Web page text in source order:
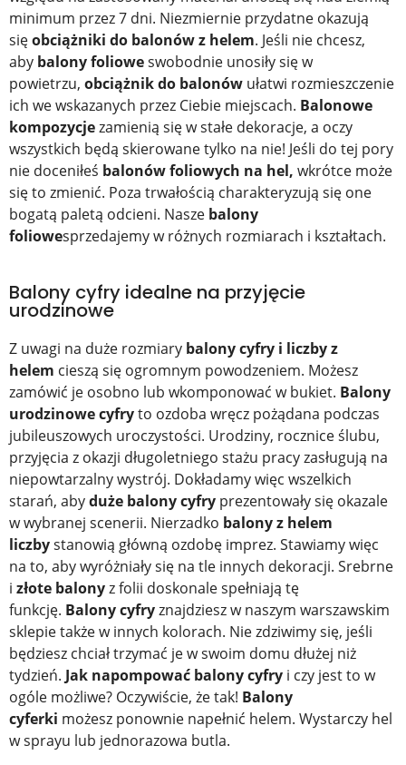
minimum przez 7 dni. Niezmiernie przydatne okazują
sięobciążniki do balonów z helem. Jeśli nie chcesz,
aby balony folioweswobodnie unosiły się w
powietrzu, obciążnik do balonów ułatwi rozmieszczenie
ich we wskazanych przez Ciebie miejscach. Balonowe
kompozycjezamienią się w stałe dekoracje, a oczy
wszystkich będą skierowane tylko na nie! Jeśli do tej pory
nie doceniłeś balonów foliowych na hel, wkrótce może
się to zmienić. Poza trwałością charakteryzują się one
bogatą paletą odcieni. Nasze balony
foliowesprzedajemy w różnych rozmiarach i kształtach.
Balony cyfry idealne na przyjęcie
urodzinowe
Z uwagi na duże rozmiary balony cyfry i liczby z
helem cieszą się ogromnym powodzeniem. Możesz
zamówić je osobno lub wkomponować w bukiet. Balony
urodzinowe cyfryto ozdoba wręcz pożądana podczas
jubileuszowych uroczystości. Urodziny, rocznice ślubu,
przyjęcia z okazji długoletniego stażu pracy zasługują na
niepowtarzalny wystrój. Dokładamy więc wszelkich
starań, abyduże balony cyfry prezentowały się okazale
w wybranej scenerii. Nierzadko balony z helem
liczbystanowią główną ozdobę imprez. Stawiamy więc
na to, aby wyróżniały się na tle innych dekoracji. Srebrne
i złote balonyz folii doskonale spełniają tę
funkcję. Balony cyfryznajdziesz w naszym warszawskim
sklepie także w innych kolorach. Nie zdziwimy się, jeśli
będziesz chciał trzymać je w swoim domu dłużej niż
tydzień. Jak napompować balony cyfry i czy jest to w
ogóle możliwe? Oczywiście, że tak! Balony
cyferki możesz ponownie napełnić helem. Wystarczy hel
w sprayu lub jednorazowa butla.